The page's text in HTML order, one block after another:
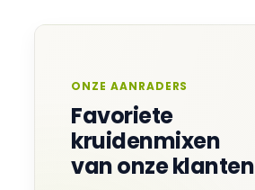
ONZE AANRADERS
Favoriete
kruidenmixen
van onze klanten